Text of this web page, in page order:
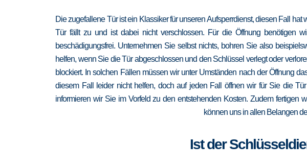
Die zugefallene Tür ist ein Klassiker für unseren Aufsperrdienst, diesen Fall
Tür fällt zu und ist dabei nicht verschlossen. Für die Öffnung benötigen
beschädigungsfrei. Unternehmen Sie selbst nichts, bohren Sie also
helfen, wenn Sie die Tür abgeschlossen und den Schlüssel verlegt oder
blockiert. In solchen Fällen müssen wir unter Umständen nach der Öffnung
diesem Fall leider nicht helfen, doch auf jeden Fall öffnen wir für Sie die
informieren wir Sie im Vorfeld zu den entstehenden Kosten. Zudem
können uns in allen Belangen
Ist der